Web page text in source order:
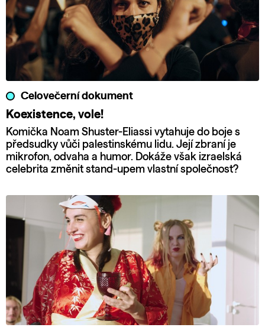
Celovečerní dokument
Koexistence, vole!
Komička Noam Shuster-Eliassi vytahuje do boje s
předsudky vůči palestinskému lidu. Její zbraní je
mikrofon, odvaha a humor. Dokáže však izraelská
celebrita změnit stand-upem vlastní společnost?